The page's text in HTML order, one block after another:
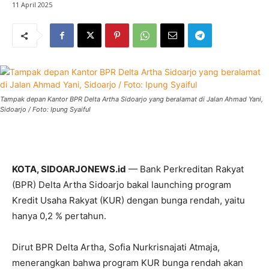
11 April 2025
Tampak depan Kantor BPR Delta Artha Sidoarjo yang beralamat di Jalan Ahmad Yani,
Sidoarjo / Foto: Ipung Syaiful
KOTA, SIDOARJONEWS.id — Bank Perkreditan Rakyat
(BPR) Delta Artha Sidoarjo bakal launching program
Kredit Usaha Rakyat (KUR) dengan bunga rendah, yaitu
hanya 0,2 % pertahun.
Dirut BPR Delta Artha, Sofia Nurkrisnajati Atmaja,
menerangkan bahwa program KUR bunga rendah akan